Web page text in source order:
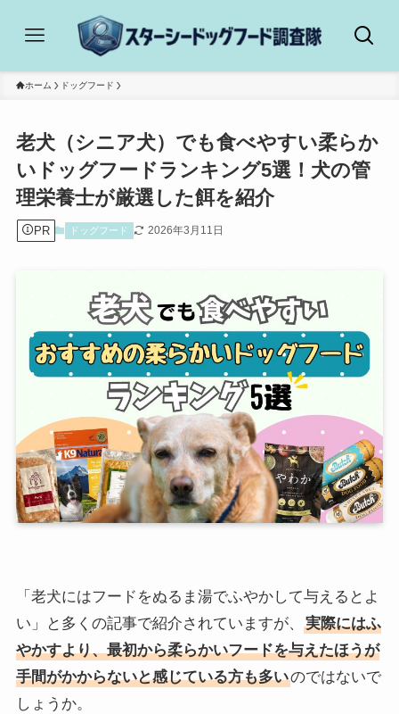
ホーム ドッグフード
老犬（シニア犬）でも食べやすい柔らか
いドッグフードランキング5選！犬の管
理栄養士が厳選した餌を紹介
PR ドッグフード 2026年3月11日
「老犬にはフードをぬるま湯でふやかして与えるとよ
い」と多くの記事で紹介されていますが、
実際にはふ
やかすより、最初から柔らかいフードを与えたほうが
手間がかからないと感じている方も多いのではないで
しょうか。